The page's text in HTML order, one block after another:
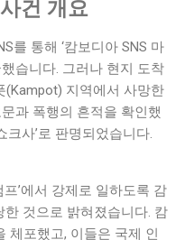
건 개요
를 통해 ‘캄보디아 SNS 마
습니다. 그러나 현지 도착
(Kampot) 지역에서 사망한
과 폭행의 흔적을 확인했
크사’로 판명되었습니다.
’에서 강제로 일하도록 감
것으로 밝혀졌습니다. 캄
체포했고, 이들은 국제 인